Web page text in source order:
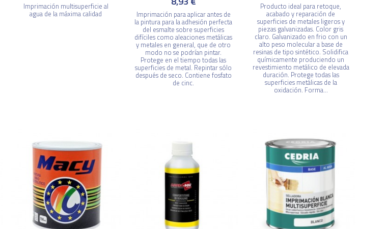
Imprimación multisuperficie al
agua de la máxima calidad Imprimación para aplicar antes de
la pintura para la adhesión perfecta
del esmalte sobre superficies
difíciles como aleaciones metálicas
y metales en general, que de otro
modo no se podrían pintar.
Protege en el tiempo todas las
superficies de metal. Repintar sólo
después de seco. Contiene fosfato
de cinc.
Producto ideal para retoque,
acabado y reparación de
superficies de metales ligeros y
piezas galvanizadas. Color gris
claro. Galvanizado en frio con un
alto peso molecular a base de
resinas de tipo sintético. Solidifica
químicamente produciendo un
revestimiento metálico de elevada
duración. Protege todas las
superficies metálicas de la
oxidación. Forma...